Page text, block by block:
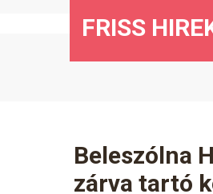
FRISS
Beleszólna
zárva tartó